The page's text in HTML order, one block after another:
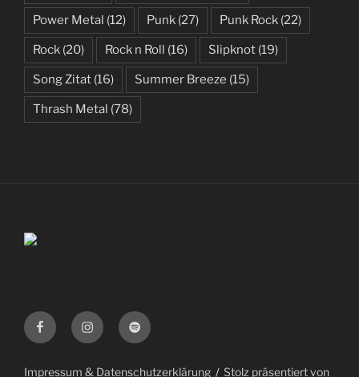
Power Metal (12) Punk (27) Punk Rock (22)
Rock (20) Rock n Roll (16) Slipknot (19)
Song Zitat (16) Summer Breeze (15)
Thrash Metal (78)
FacebookInstagramSpotify
Impressum & Datenschutzerklärung Stolz präsentiert von